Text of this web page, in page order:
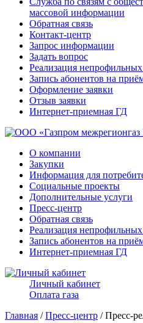
массовой информации
Обратная связь
Контакт-центр
Запрос информации
Задать вопрос
Реализация
Запись абонентов на
Оформление заявки
Отзыв заявки
Интернет-приемная ГД
О компании
Закупки
Информация для
Социальные проекты
Дополнительные услуги
Пресс-центр
Обратная связь
Реализация
Запись абонентов на
Интернет-приемная ГД
Личный кабинет
Оплата газа
Главная /Пресс-центр / Пресс-